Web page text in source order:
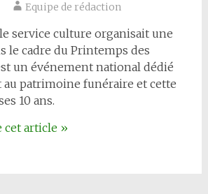
Equipe de rédaction
service culture organisait une
le cadre du Printemps des
un événement national dédié
patrimoine funéraire et cette
10 ans.
cet article »